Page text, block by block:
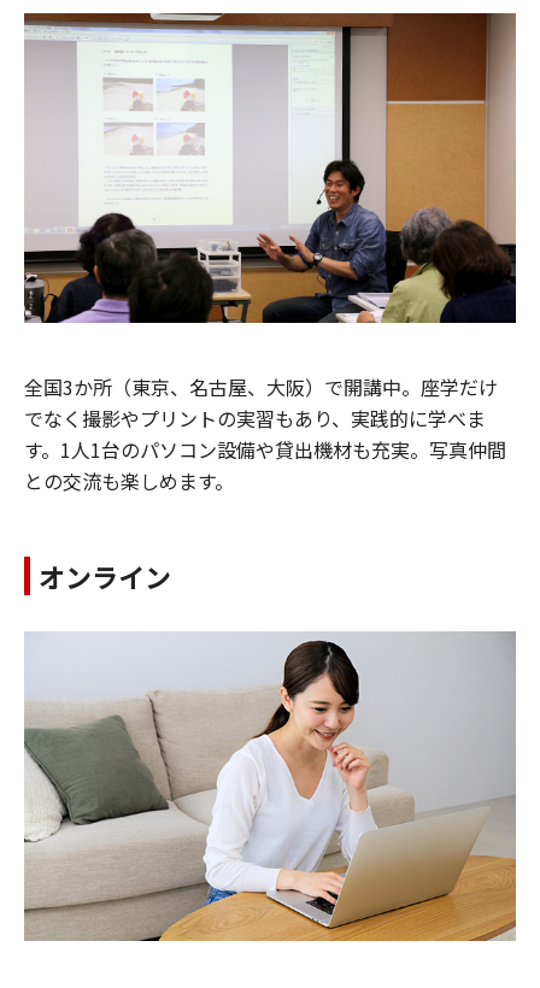
全国3か所（東京、名古屋、大阪）で開講中。座学だけ
でなく撮影やプリントの実習もあり、実践的に学べま
す。1人1台のパソコン設備や貸出機材も充実。写真仲間
との交流も楽しめます。
オンライン